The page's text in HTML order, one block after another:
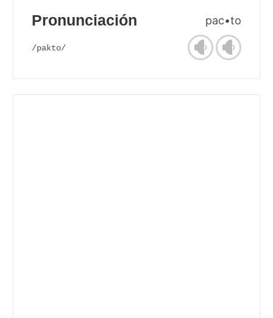
Pronunciación pac•to
/pakto/